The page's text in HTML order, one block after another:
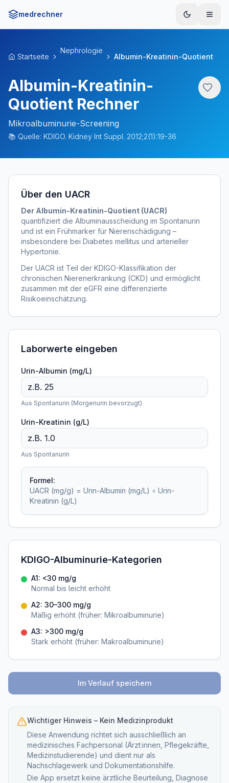
medrechner
Startseite
Nephrologie
Albumin-Kreatinin-Quotient
Albumin-Kreatinin-
Quotient Rechner
Mikroalbuminurie-Screening
📚 Quelle: KDIGO. Kidney Int Suppl. 2012;2(1):19-36
Über den UACR
Der Albumin-Kreatinin-Quotient (UACR)
quantifiziert die Albuminausscheidung im Spontanurin
und ist ein Frühmarker für Nierenschädigung –
insbesondere bei Diabetes mellitus und arterieller
Hypertonie.
Der UACR ist Teil der KDIGO-Klassifikation der
chronischen Nierenerkrankung (CKD) und ermöglicht
zusammen mit der eGFR eine differenzierte
Risikoeinschätzung.
Laborwerte eingeben
Urin-Albumin (mg/L)
Aus Spontanurin (Morgenurin bevorzugt)
Urin-Kreatinin (g/L)
Aus Spontanurin
Formel:
UACR (mg/g) = Urin-Albumin (mg/L) ÷ Urin-
Kreatinin (g/L)
KDIGO-Albuminurie-Kategorien
A1: <30 mg/g
Normal bis leicht erhöht
A2: 30–300 mg/g
Mäßig erhöht (früher: Mikroalbuminurie)
A3: >300 mg/g
Stark erhöht (früher: Makroalbuminurie)
Im Verlauf speichern
Wichtiger Hinweis – Kein Medizinprodukt
Diese Anwendung richtet sich ausschließlich an
medizinisches Fachpersonal (Ärzt:innen, Pflegekräfte,
Medizinstudierende) und dient nur als
Nachschlagewerk und Dokumentationshilfe.
Die App ersetzt keine ärztliche Beurteilung, Diagnose